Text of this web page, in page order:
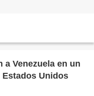
a Venezuela en un
Unidos